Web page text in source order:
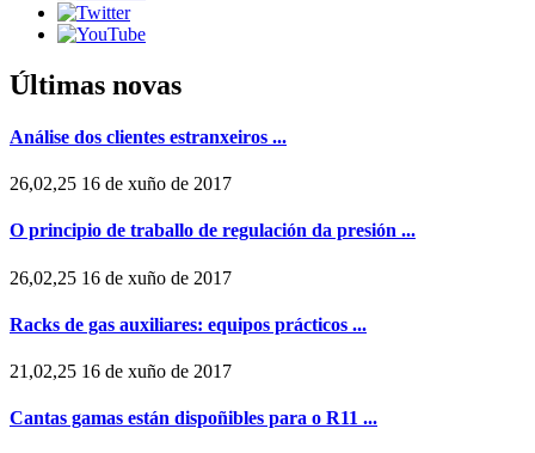
Últimas novas
Análise dos clientes estranxeiros ...
26,02,25 16 de xuño de 2017
O principio de traballo de regulación da presión ...
26,02,25 16 de xuño de 2017
Racks de gas auxiliares: equipos prácticos ...
21,02,25 16 de xuño de 2017
Cantas gamas están dispoñibles para o R11 ...